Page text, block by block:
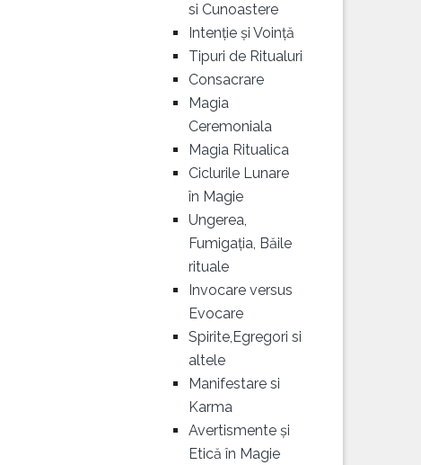
si Cunoastere
Intenție și Voință
Tipuri de Ritualuri
Consacrare
Magia
Ceremoniala
Magia Ritualica
Ciclurile Lunare
în Magie
Ungerea,
Fumigația, Băile
rituale
Invocare versus
Evocare
Spirite,Egregori si
altele
Manifestare si
Karma
Avertismente și
Etică în Magie